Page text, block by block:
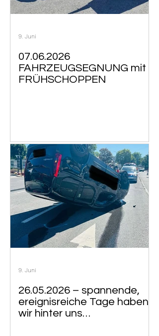
07.06.2026
FAHRZEUGSEGNUNG mit
FRÜHSCHOPPEN
9. Juni
26.05.2026 – spannende,
ereignisreiche Tage haben
wir hinter uns…
9. Juni